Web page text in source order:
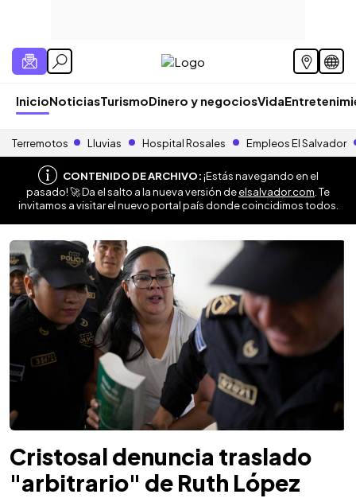
InicioNoticiasTurismoDinero y negociosVida
Terremotos Lluvias Hospital Rosales Empleos El Salvador
CONTENIDO DE ARCHIVO:¡Estás navegando en el
pasado! 🚀 Da el salto a la nueva versión deelsalvador.com . Te
invitamos a visitar el nuevo portal país donde coincidimos todos.
Cristosal denuncia traslado
"arbitrario" de Ruth López